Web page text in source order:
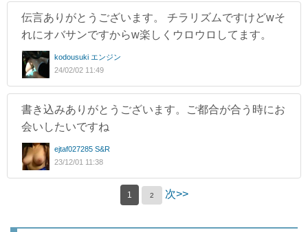
伝言ありがとうございます。 チラリズムですけどwそ
れにオバサンですからw楽しくウロウロしてます。
kodousuki エンジン
24/02/02 11:49
書き込みありがとうございます。ご都合が合う時にお
会いしたいですね
ejtaf027285 S&R
23/12/01 11:38
1 2 次>>